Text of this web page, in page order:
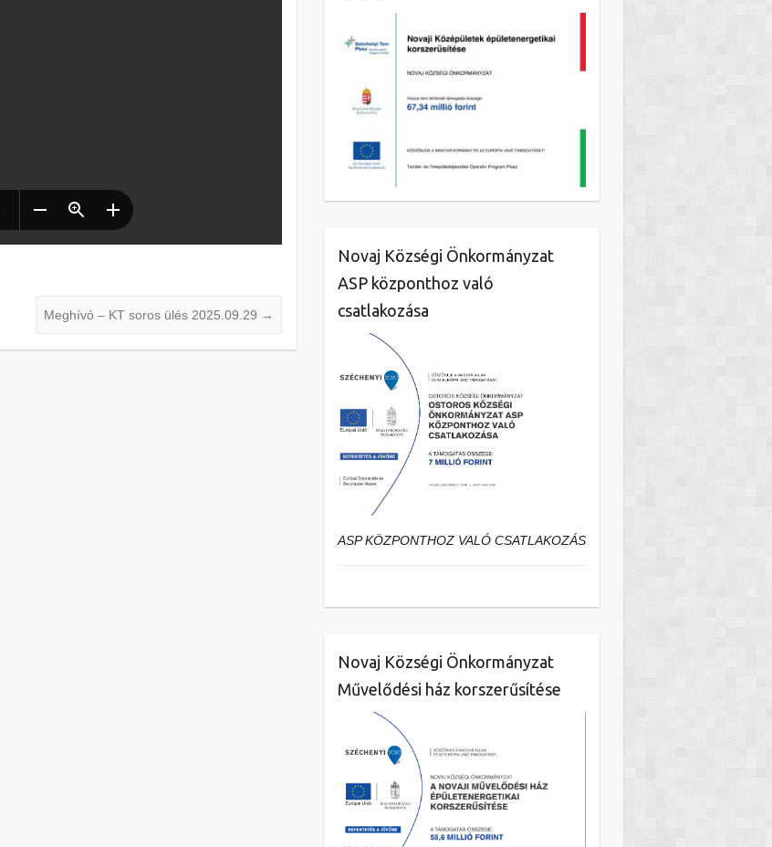
Meghívó – KT soros ülés 2025.09.29 →
Novaj Községi Önkormányzat
ASP központhoz való
csatlakozása
ASP KÖZPONTHOZ VALÓ CSATLAKOZÁS
Novaj Községi Önkormányzat
Művelődési ház korszerűsítése